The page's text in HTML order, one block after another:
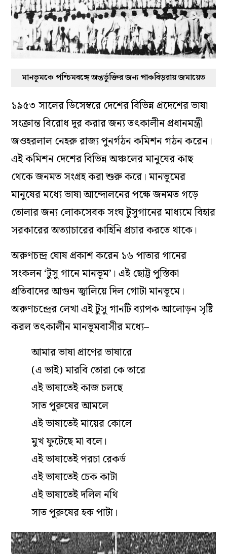
মানভূমকে পশ্চিমবঙ্গে অন্তর্ভুক্তির জন্য পাকবিড়রায় জমায়েত
১৯৫৩ সালের ডিসেম্বরে দেশের বিভিন্ন প্রদেশের ভাষা
সংক্রান্ত বিরোধ দূর করার জন্য তৎকালীন প্রধানমন্ত্রী
জওহরলাল নেহরু রাজ্য পুনর্গঠন কমিশন গঠন করেন।
এই কমিশন দেশের বিভিন্ন অঞ্চলের মানুষের কাছ
থেকে জনমত সংগ্রহ করা শুরু করে। মানভূমের
মানুষের মধ্যে ভাষা আন্দোলনের পক্ষে জনমত গড়ে
তোলার জন্য লোকসেবক সংঘ টুসুগানের মাধ্যমে বিহার
সরকারের অত্যাচারের কাহিনি প্রচার করতে থাকে।
অরুণচন্দ্র ঘোষ প্রকাশ করেন ১৬ পাতার গানের
সংকলন ‘টুসু গানে মানভূম’। এই ছোট্ট পুস্তিকা
প্রতিবাদের আগুন জ্বালিয়ে দিল গোটা মানভূমে।
অরুণচন্দ্রের লেখা এই টুসু গানটি ব্যাপক আলোড়ন সৃষ্টি
করল তৎকালীন মানভূমবাসীর মধ্যে–
আমার ভাষা প্রাণের ভাষারে
(এ ভাই) মারবি তোরা কে তারে
এই ভাষাতেই কাজ চলছে
সাত পুরুষের আমলে
এই ভাষাতেই মায়ের কোলে
মুখ ফুটেছে মা বলে।
এই ভাষাতেই পরচা রেকর্ড
এই ভাষাতেই চেক কাটা
এই ভাষাতেই দলিল নথি
সাত পুরুষের হক পাটা।